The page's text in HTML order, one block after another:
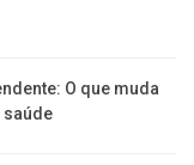
O que muda
saúde